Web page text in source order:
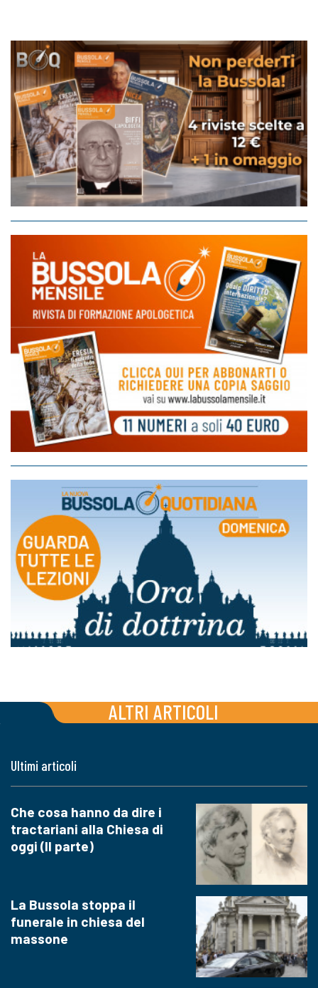
ALTRI ARTICOLI
Ultimi articoli
Che cosa hanno da dire i
tractariani alla Chiesa di
oggi (II parte)
La Bussola stoppa il
funerale in chiesa del
massone